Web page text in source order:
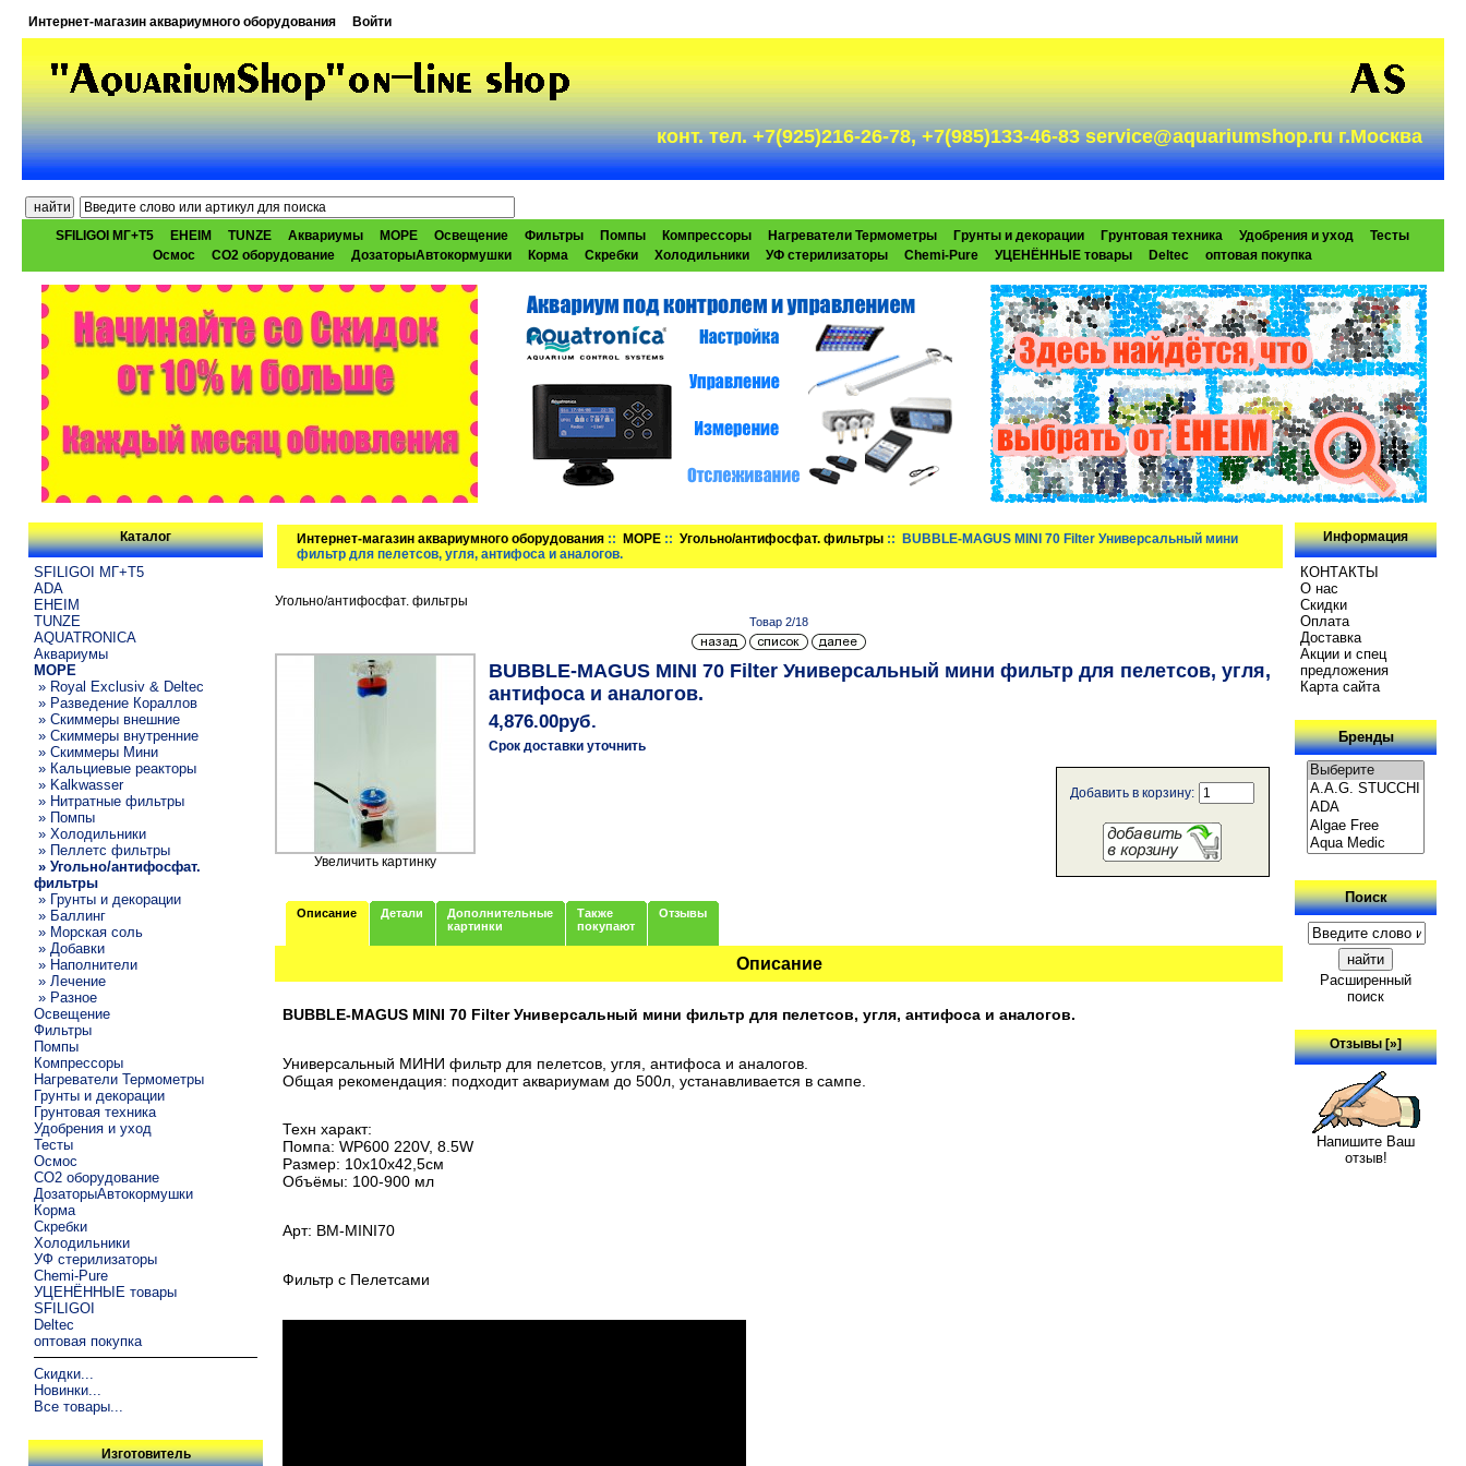
Интернет-магазин аквариумного оборудования Войти
конт. тел. +7(925)216-26-78, +7(985)133-46-83 service@aquariumshop.ru г.Москва
SFILIGOI МГ+Т5 EHEIM TUNZE Аквариумы МОРЕ Освещение Фильтры Помпы Компрессоры Нагреватели Термометры Грунты и декорации Грунтовая техника Удобрения и уход
Тесты
Осмос
CO2 оборудование ДозаторыАвтокормушки Корма Скребки Холодильники УФ стерилизаторы Chemi-Pure УЦЕНЁННЫЕ товары Deltec оптовая покупка
Каталог
SFILIGOI МГ+Т5
ADA
EHEIM
TUNZE
AQUATRONICA
Аквариумы
МОРЕ
» Royal Exclusiv & Deltec
» Разведение Кораллов
» Скиммеры внешние
» Скиммеры внутренние
» Скиммеры Мини
» Кальциевые реакторы
» Kalkwasser
» Нитратные фильтры
» Помпы
» Холодильники
» Пеллетс фильтры
» Угольно/антифосфат.
фильтры
» Грунты и декорации
» Баллинг
» Морская соль
» Добавки
» Наполнители
» Лечение
» Разное
Освещение
Фильтры
Помпы
Компрессоры
Нагреватели Термометры
Грунты и декорации
Грунтовая техника
Удобрения и уход
Тесты
Осмос
CO2 оборудование
ДозаторыАвтокормушки
Корма
Скребки
Холодильники
УФ стерилизаторы
Chemi-Pure
УЦЕНЁННЫЕ товары
SFILIGOI
Deltec
оптовая покупка
Скидки...
Новинки...
Все товары...
Изготовитель
Интернет-магазин аквариумного оборудования :: МОРЕ ::Угольно/антифосфат. фильтры :: BUBBLE-MAGUS MINI 70 Filter Универсальный мини
фильтр для пелетсов, угля, антифоса и аналогов.
Угольно/антифосфат. фильтры
Товар 2/18
Увеличить картинку
BUBBLE-MAGUS MINI 70 Filter Универсальный мини фильтр для пелетсов, угля,
антифоса и аналогов.
4,876.00руб.
Срок доставки уточнить
Добавить в корзину:
Описание Детали
Дополнительные
картинки
Также
покупают
Отзывы
Описание
BUBBLE-MAGUS MINI 70 Filter Универсальный мини фильтр для пелетсов, угля, антифоса и аналогов.
Универсальный МИНИ фильтр для пелетсов, угля, антифоса и аналогов.
Общая рекомендация: подходит аквариумам до 500л, устанавливается в сампе.
Техн характ:
Помпа: WP600 220V, 8.5W
Размер: 10х10х42,5см
Объёмы: 100-900 мл
Арт: BM-MINI70
Фильтр с Пелетсами
Информация
КОНТАКТЫ
О нас
Скидки
Oплатa
Доставка
Акции и спец
предложения
Карта сайта
Бренды
Поиск
Расширенный
поиск
Отзывы [»]
Напишите Ваш
отзыв!